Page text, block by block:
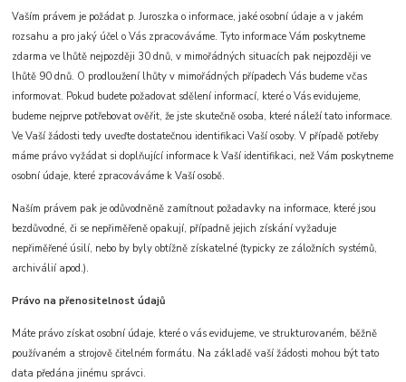
Vaším právem je požádat p. Juroszka o informace, jaké osobní údaje a v jakém
rozsahu a pro jaký účel o Vás zpracováváme. Tyto informace Vám poskytneme
zdarma ve lhůtě nejpozději 30 dnů, v mimořádných situacích pak nejpozději ve
lhůtě 90 dnů. O prodloužení lhůty v mimořádných případech Vás budeme včas
informovat. Pokud budete požadovat sdělení informací, které o Vás evidujeme,
budeme nejprve potřebovat ověřit, že jste skutečně osoba, které náleží tato informace.
Ve Vaší žádosti tedy uveďte dostatečnou identifikaci Vaší osoby. V případě potřeby
máme právo vyžádat si doplňující informace k Vaší identifikaci, než Vám poskytneme
osobní údaje, které zpracováváme k Vaší osobě.
Naším právem pak je odůvodněně zamítnout požadavky na informace, které jsou
bezdůvodné, či se nepřiměřeně opakují, případně jejich získání vyžaduje
nepřiměřené úsilí, nebo by byly obtížně získatelné (typicky ze záložních systémů,
archiválií apod.).
Právo na přenositelnost údajů
Máte právo získat osobní údaje, které o vás evidujeme, ve strukturovaném, běžně
používaném a strojově čitelném formátu. Na základě vaší žádosti mohou být tato
data předána jinému správci.